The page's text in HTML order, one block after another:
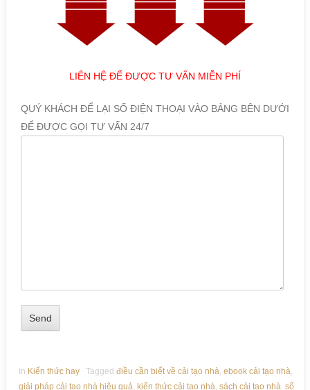
LIÊN HỆ ĐỂ ĐƯỢC TƯ VẤN MIỄN PHÍ
QUÝ KHÁCH ĐỂ LẠI SỐ ĐIỆN THOẠI VÀO BẢNG BÊN DƯỚI
ĐỂ ĐƯỢC GỌI TƯ VẤN 24/7
In Kiến thức hay Tagged điều cần biết về cải tạo nhà ebook cải tạo nhà
giải pháp cải tạo nhà hiệu quả kiến thức cải tạo nhà sách cải tạo nhà sổ